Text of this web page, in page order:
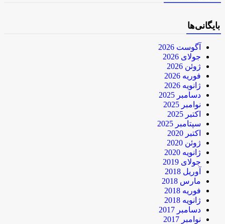
بایگانی‌ها
آگوست 2026
جولای 2026
ژوئن 2026
فوریه 2026
ژانویه 2026
دسامبر 2025
نوامبر 2025
اکتبر 2025
سپتامبر 2025
اکتبر 2020
ژوئن 2020
ژانویه 2020
جولای 2019
آوریل 2018
مارس 2018
فوریه 2018
ژانویه 2018
دسامبر 2017
نوامبر 2017